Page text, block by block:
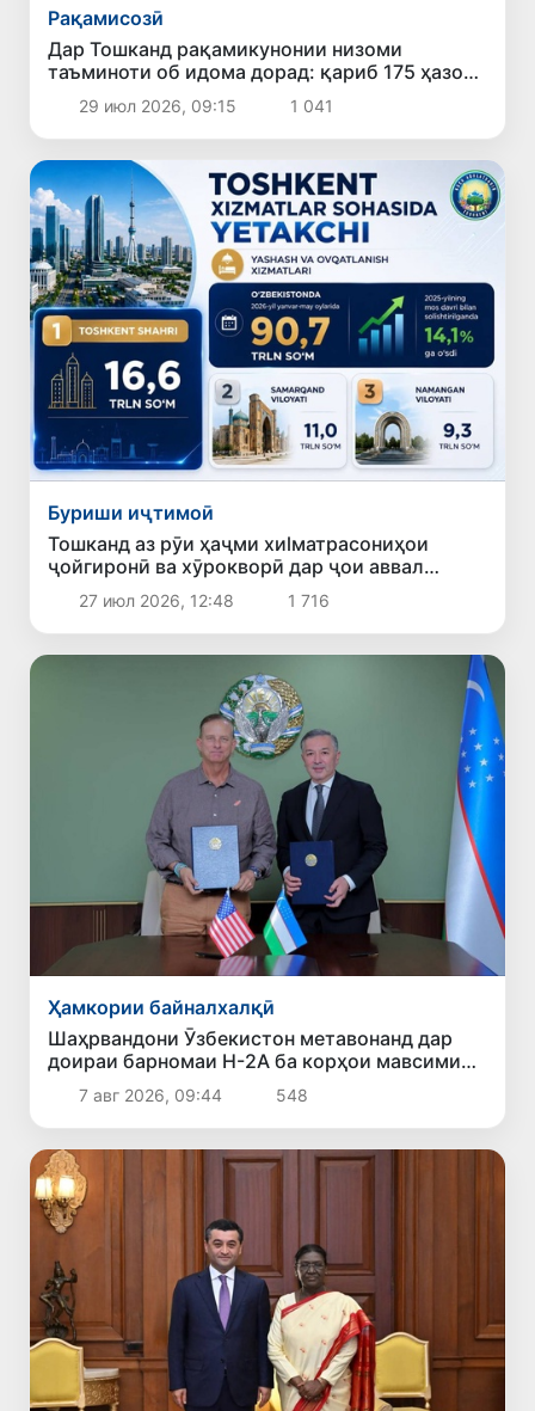
Рақамисозӣ
Дар Тошканд рақамикунонии низоми
таъминоти об идома дорад: қариб 175 ҳазор
ҳисобкунакҳои «ақлманд» насб шудааст
29 июл 2026, 09:15 1 041
Буриши иҷтимоӣ
Тошканд аз рӯи ҳаҷми хиlматрасониҳои
ҷойгиронӣ ва хӯрокворӣ дар ҷои аввал
қарор гирифт
27 июл 2026, 12:48 1 716
Ҳамкории байналхалқӣ
Шаҳрвандони Ӯзбекистон метавонанд дар
доираи барномаи H-2A ба корҳои мавсимии
кишоварзӣ дар ИМА сафарбар шаванд
7 авг 2026, 09:44 548